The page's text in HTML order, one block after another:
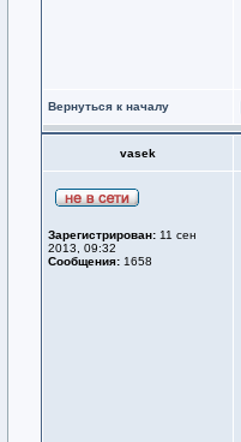
Вернуться к началу
vasek
Зарегистрирован: 11 сен
2013, 09:32
Сообщения: 1658